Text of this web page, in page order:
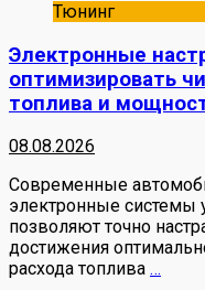
Тюнинг
Электронные
оптимизировать
топлива и
08.08.2026
Современные
электронные системы
позволяют точно
достижения
расхода топлива …